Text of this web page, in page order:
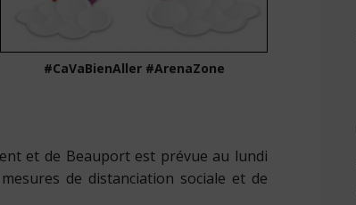
#CaVaBienAller #ArenaZone
et de Beauport est prévue au lundi
de distanciation sociale et de